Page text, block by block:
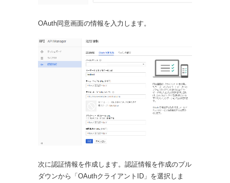
OAuth同意画面の情報を入力します。
次に認証情報を作成します。認証情報を作成のプル
ダウンから「OAuthクライアントID」を選択しま